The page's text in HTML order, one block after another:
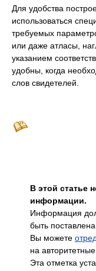
Для удобства
использоваться
требуемых
или даже атласы,
указанием
удобны, когда
слов свидетелей.
В этой статье
информации.
Информация
быть
Вы можете
на авторитетные
Эта отметка